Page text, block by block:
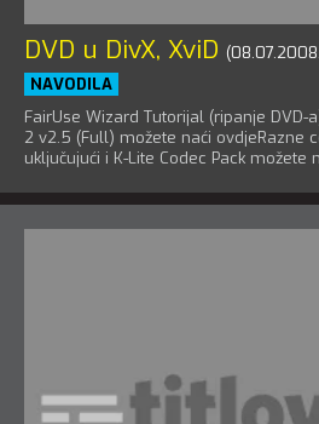
DVD u DivX, XviD
NAVODILA
FairUse Wizard Tutorijal (ripanje DVD-
2 v2.5 (Full) možete naći ovdjeRazne
uključujući i K-Lite Codec Pack možete